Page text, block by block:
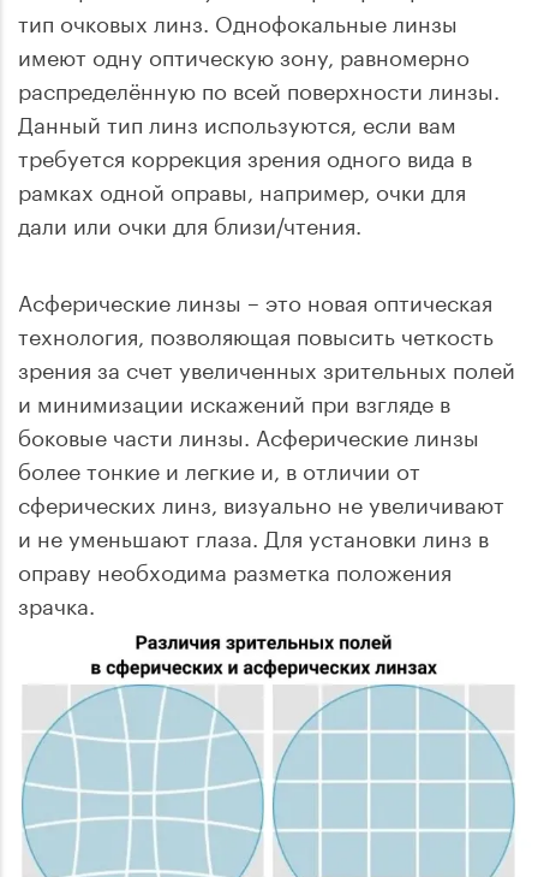
тип очковых линз. Однофокальные линзы
имеют одну оптическую зону, равномерно
распределённую по всей поверхности линзы.
Данный тип линз используются, если вам
требуется коррекция зрения одного вида в
рамках одной оправы, например, очки для
дали или очки для близи/чтения.
Асферические линзы – это новая оптическая
технология, позволяющая повысить четкость
зрения за счет увеличенных зрительных полей
и минимизации искажений при взгляде в
боковые части линзы. Асферические линзы
более тонкие и легкие и, в отличии от
сферических линз, визуально не увеличивают
и не уменьшают глаза. Для установки линз в
оправу необходима разметка положения
зрачка.